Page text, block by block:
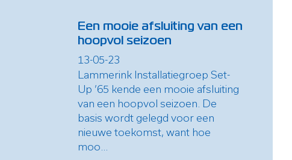
Een mooie afsluiting van een
hoopvol seizoen
13-05-23
Lammerink Installatiegroep Set-
Up ’65 kende een mooie afsluiting
van een hoopvol seizoen. De
basis wordt gelegd voor een
nieuwe toekomst, want hoe
moo...